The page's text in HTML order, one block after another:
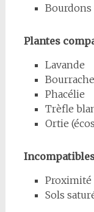
Bourdons
Plantes
Lavande
Bourrache
Phacélie
Trèfle
Ortie
Proximité
Sols